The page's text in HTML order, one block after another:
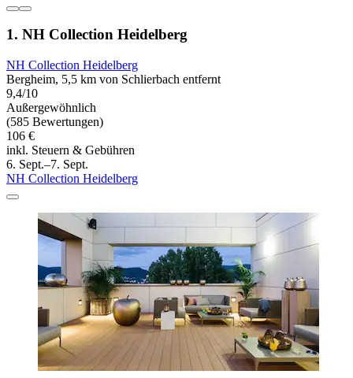
1. NH Collection Heidelberg
NH Collection Heidelberg
Bergheim, 5,5 km von Schlierbach entfernt
9,4/10
Außergewöhnlich
(585 Bewertungen)
106 €
inkl. Steuern & Gebühren
6. Sept.–7. Sept.
NH Collection Heidelberg